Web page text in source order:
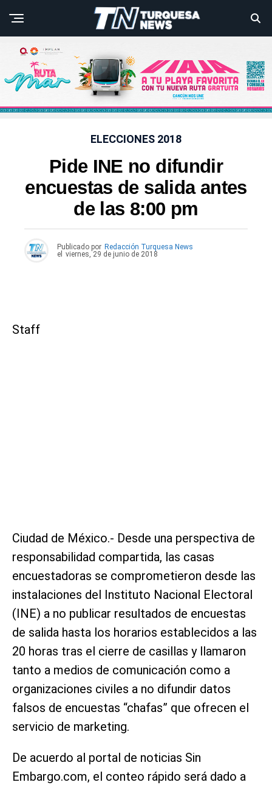
ELECCIONES 2018
Pide INE no difundir
encuestas de salida antes
de las 8:00 pm
Publicado por Redacción Turquesa News
el viernes, 29 de junio de 2018
Staff
Ciudad de México.- Desde una perspectiva de
responsabilidad compartida, las casas
encuestadoras se comprometieron desde las
instalaciones del Instituto Nacional Electoral
(INE) a no publicar resultados de encuestas
de salida hasta los horarios establecidos a las
20 horas tras el cierre de casillas y llamaron
tanto a medios de comunicación como a
organizaciones civiles a no difundir datos
falsos de encuestas “chafas” que ofrecen el
servicio de marketing.
De acuerdo al portal de noticias Sin
Embargo.com, el conteo rápido será dado a